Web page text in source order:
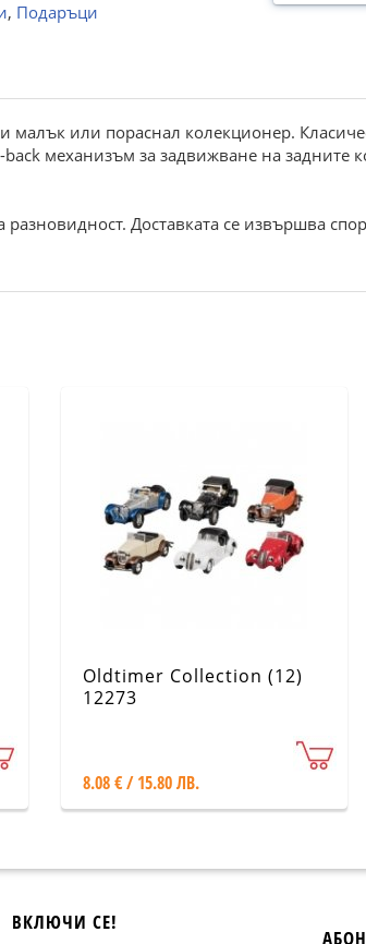
, Подаръци
малък или пораснал колекционер.
механизъм за задвижване на задните
Доставката се извършва
Oldtimer Collection (12)
12273
8.08 € / 15.80 ЛВ.
ВКЛЮЧИ СЕ!